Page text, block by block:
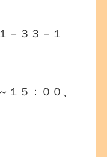
３３－１
５：００、